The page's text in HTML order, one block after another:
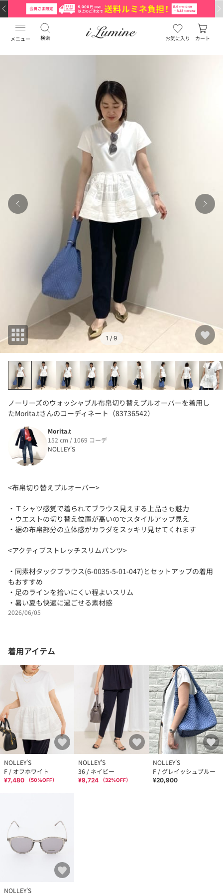
メニュー 検索 お気に入り カート
1 / 9
ノーリーズのウォッシャブル布帛切り替えプルオーバーを着用し
たMorita.tさんのコーディネート（83736542）
Morita.t
152 cm / 1069 コーデ
NOLLEY'S
<布帛切り替えプルオーバー>
・Ｔシャツ感覚で着られてブラウス見えする上品さも魅力
・ウエストの切り替え位置が高いのでスタイルアップ見え
・裾の布帛部分の立体感がカラダをスッキリ見せてくれます
<アクティブストレッチスリムパンツ>
・同素材タックブラウス(6-0035-5-01-047)とセットアップの着用
もおすすめ
・足のラインを拾いにくい程よいスリム
・暑い夏も快適に過ごせる素材感
2026/06/05
着用アイテム
NOLLEY'S
F / オフホワイト
¥7,480 （50%OFF）
NOLLEY'S
36 / ネイビー
¥9,724 （32%OFF）
NOLLEY'S
F / グレイッシュブルー
¥20,900
NOLLEY'S